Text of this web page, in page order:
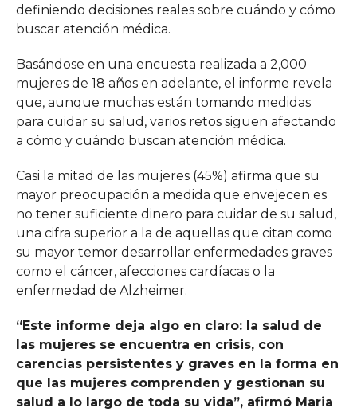
definiendo decisiones reales sobre cuándo y cómo
buscar atención médica.
Basándose en una encuesta realizada a 2,000
mujeres de 18 años en adelante, el informe revela
que, aunque muchas están tomando medidas
para cuidar su salud, varios retos siguen afectando
a cómo y cuándo buscan atención médica.
Casi la mitad de las mujeres (45%) afirma que su
mayor preocupación a medida que envejecen es
no tener suficiente dinero para cuidar de su salud,
una cifra superior a la de aquellas que citan como
su mayor temor desarrollar enfermedades graves
como el cáncer, afecciones cardíacas o la
enfermedad de Alzheimer.
“Este informe deja algo en claro: la salud de
las mujeres se encuentra en crisis, con
carencias persistentes y graves en la forma en
que las mujeres comprenden y gestionan su
salud a lo largo de toda su vida”, afirmó Maria